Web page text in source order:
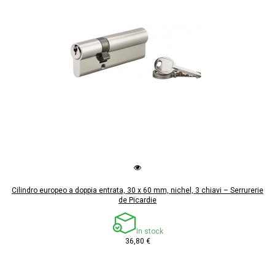
Cilindro europeo a doppia entrata, 30 x 60 mm, nichel, 3 chiavi – Serrurerie
de Picardie
In stock
36,80 €